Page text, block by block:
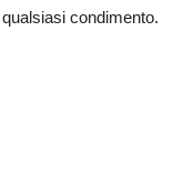
condimento.